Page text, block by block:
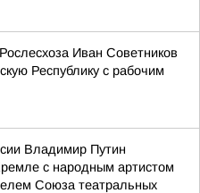
Иван Советников
Республику с рабочим
Владимир Путин
с народным артистом
Союза театральных